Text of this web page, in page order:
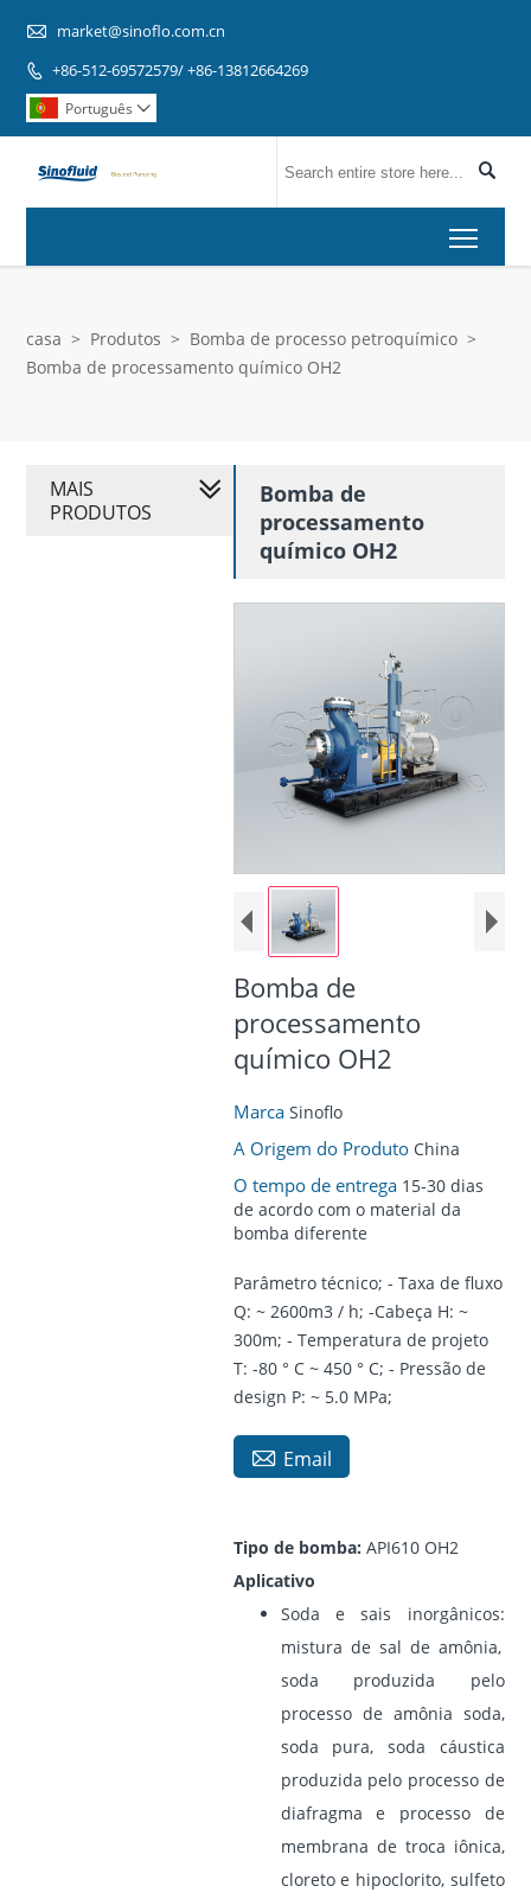
 market@sinoflo.com.cn
 +86-512-69572579/ +86-13812664269
Português 

casa > Produtos > Bomba de processo petroquímico >
Bomba de processamento químico OH2
Bomba de
processamento
químico OH2
Bomba de
processamento
químico OH2
Marca Sinoflo
A Origem do Produto China
O tempo de entrega 15-30 dias
de acordo com o material da
bomba diferente
Parâmetro técnico; - Taxa de fluxo
Q: ~ 2600m3 / h; -Cabeça H: ~
300m; - Temperatura de projeto
T: -80 ° C ~ 450 ° C; - Pressão de
design P: ~ 5.0 MPa;
 Email
Tipo de bomba: API610 OH2
Aplicativo
Soda e sais inorgânicos:
mistura de sal de amônia,
soda produzida pelo
processo de amônia soda,
soda pura, soda cáustica
produzida pelo processo de
diafragma e processo de
membrana de troca iônica,
cloreto e hipoclorito, sulfeto
MAIS
PRODUTOS